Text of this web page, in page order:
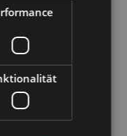
Stopka und
die ganze Familie
Wunderland
Komponist
wirken
mit ihrer
treiben Alice